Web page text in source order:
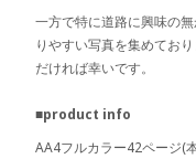
一方で特に道路に興味の
りやすい写真を集めてお
だければ幸いです。
■product info
AA4フルカラー42ページ(